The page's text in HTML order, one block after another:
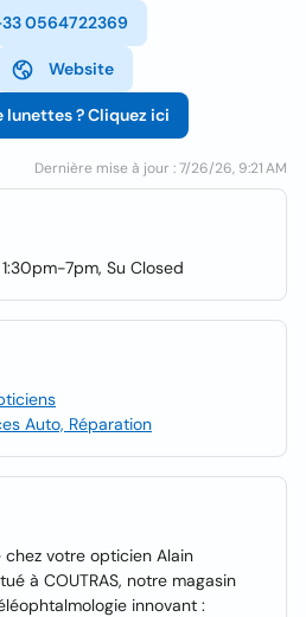
0564722369
Website
lunettes ? Cliquez ici
Dernière mise à jour : 7/26/26, 9:21 AM
7pm, Su Closed
Auto, Réparation
chez votre opticien Alain
à COUTRAS, notre magasin
innovant :